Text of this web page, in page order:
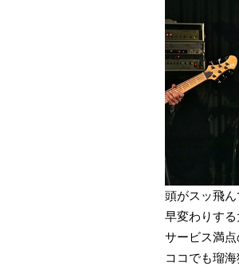
頭がスッ飛
早変わりす
サービス満
ココでも瑠